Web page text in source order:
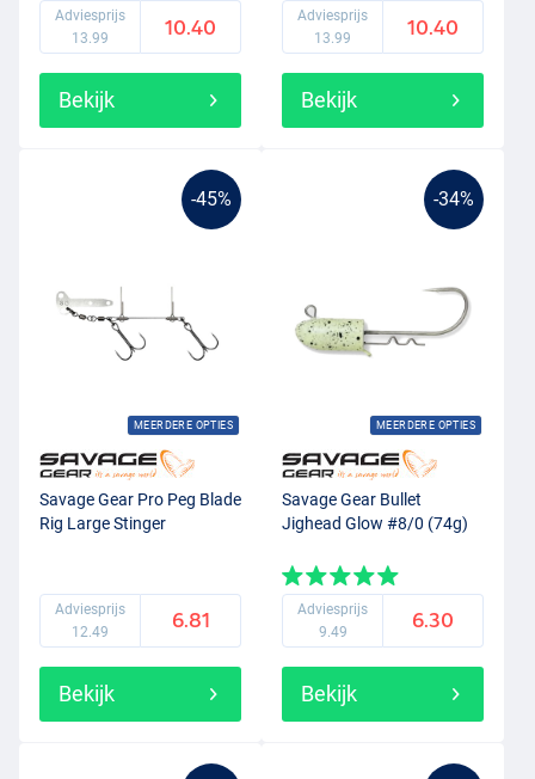
Adviesprijs
13.99
10.40
Bekijk
Adviesprijs
13.99
10.40
Bekijk
-45%
MEERDERE OPTIES
Savage Gear Pro Peg Blade
Rig Large Stinger
Adviesprijs
12.49
6.81
Bekijk
-34%
MEERDERE OPTIES
Savage Gear Bullet
Jighead Glow #8/0 (74g)
Adviesprijs
9.49
6.30
Bekijk